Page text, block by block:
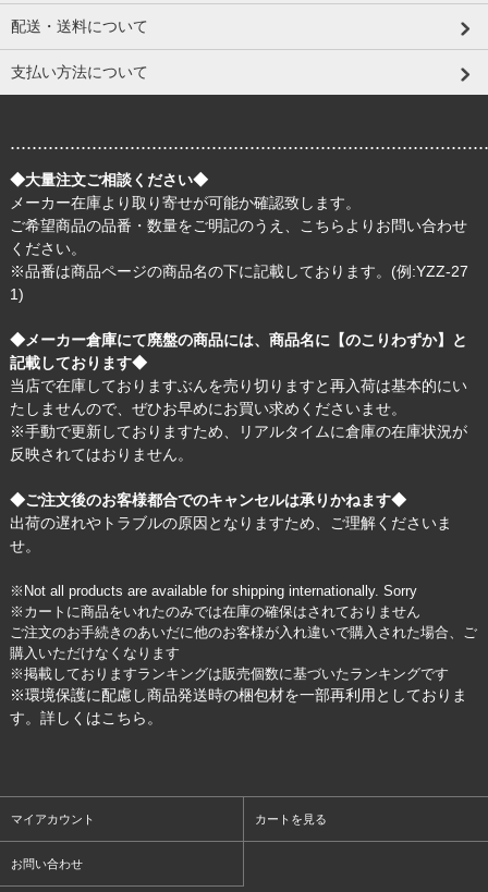
配送・送料について
支払い方法について
◆大量注文ご相談ください◆
メーカー在庫より取り寄せが可能か確認致します。
ご希望商品の品番・数量をご明記のうえ、
こちら よりお問い合わせ
ください。
※品番は商品ページの商品名の下に記載しております。(例:YZZ-27
1)
◆メーカー倉庫にて廃盤の商品には、商品名に【のこりわずか】と
記載しております◆
当店で在庫しておりますぶんを売り切りますと再入荷は基本的にい
たしませんので、ぜひお早めにお買い求めくださいませ。
※手動で更新しておりますため、リアルタイムに倉庫の在庫状況が
反映されてはおりません。
◆ご注文後のお客様都合でのキャンセルは承りかねます◆
出荷の遅れやトラブルの原因となりますため、ご理解くださいま
せ。
※Not all products are available for shipping internationally. Sorry
※カートに商品をいれたのみでは在庫の確保はされておりません
ご注文のお手続きのあいだに他のお客様が入れ違いで購入された場合、ご
購入いただけなくなります
※掲載しておりますランキングは販売個数に基づいたランキングです
※環境保護に配慮し商品発送時の梱包材を一部再利用としておりま
す。詳しくはこちら 。
マイアカウント カートを見る
お問い合わせ